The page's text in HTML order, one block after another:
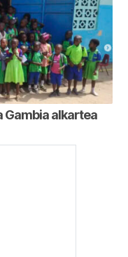
Gambia alkartea